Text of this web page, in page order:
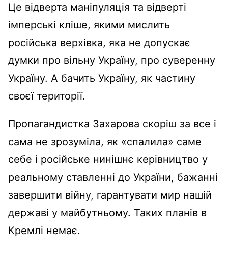
Це відверта маніпуляція та відверті
імперські кліше, якими мислить
російська верхівка, яка не допускає
думки про вільну Україну, про суверенну
Україну. А бачить Україну, як частину
своєї території.
Пропагандистка Захарова скоріш за все і
сама не зрозуміла, як «спалила» саме
себе і російське нинішнє керівництво у
реальному ставленні до України, бажанні
завершити війну, гарантувати мир нашій
державі у майбутньому. Таких планів в
Кремлі немає.